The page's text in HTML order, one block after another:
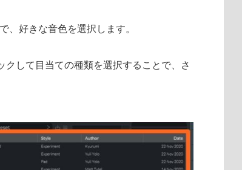
、好きな音色を選択します。
して目当ての種類を選択することで、さ